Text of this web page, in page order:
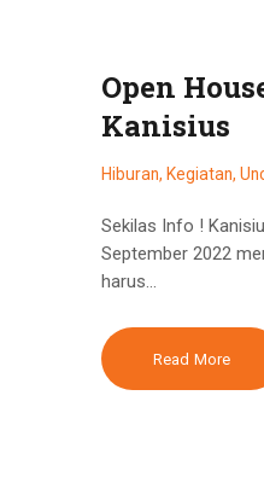
Open
Kanisius
Hiburan, Kegiatan,
Sekilas Info !
September 2022
harus…
Read More